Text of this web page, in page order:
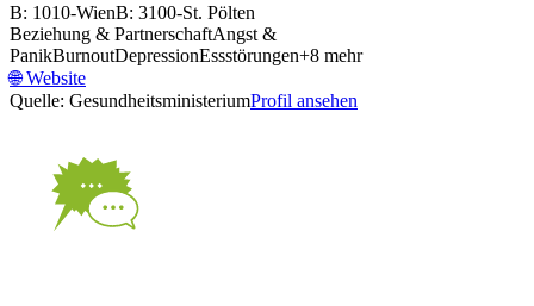
B: 1010-WienB: 3100-St. Pölten
Beziehung & PartnerschaftAngst &
PanikBurnoutDepressionEssstörungen+8 mehr
🌐Website
Quelle: GesundheitsministeriumProfil ansehen